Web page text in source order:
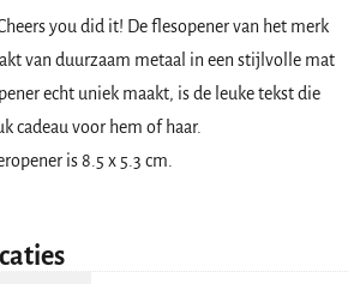
you did it! De flesopener van het merk
van duurzaam metaal in een stijlvolle mat
echt uniek maakt, is de leuke tekst die
cadeau voor hem of haar.
is 8.5 x 5.3 cm.